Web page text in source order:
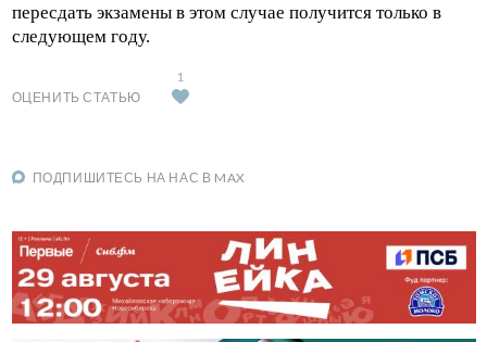
пересдать экзамены в этом случае получится только в
следующем году.
ОЦЕНИТЬ СТАТЬЮ
1
ПОДПИШИТЕСЬ НА НАС В MAX